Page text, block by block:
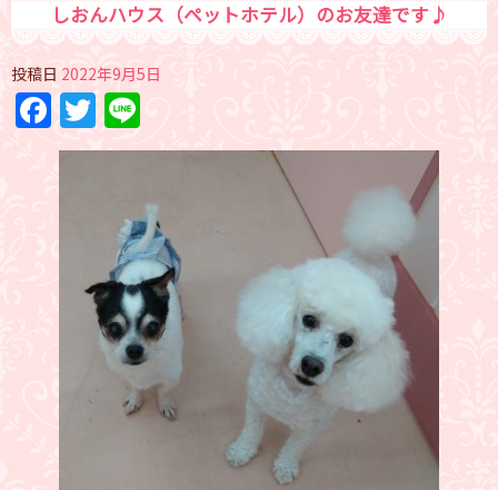
しおんハウス（ペットホテル）のお友達です♪
投稿日 2022年9月5日
Facebook
Twitter